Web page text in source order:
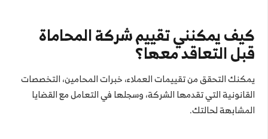
كيف يمكنني تقييم شركة المحاماة
قبل التعاقد معها؟
يمكنك التحقق من تقييمات العملاء، خبرات المحامين، التخصصات
القانونية التي تقدمها الشركة، وسجلها في التعامل مع القضايا
المشابهة لحالتك.